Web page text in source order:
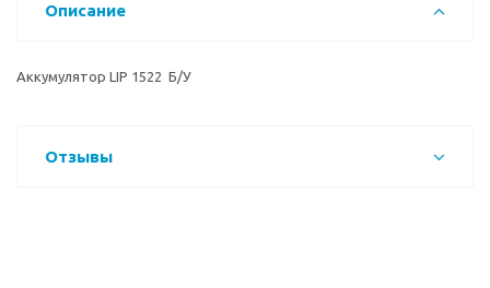
Описание
Аккумулятор LIP 1522 Б/У
Отзывы